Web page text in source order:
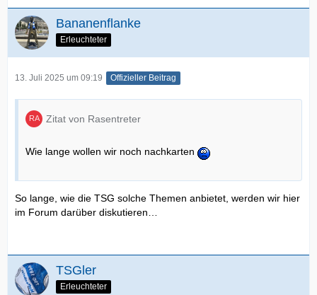
Bananenflanke
Erleuchteter
13. Juli 2025 um 09:19 Offizieller Beitrag
Zitat von Rasentreter
Wie lange wollen wir noch nachkarten
So lange, wie die TSG solche Themen anbietet, werden wir hier
im Forum darüber diskutieren…
TSGler
Erleuchteter